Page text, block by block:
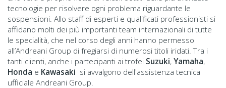
tecnologie per risolvere ogni problema riguardante le
sospensioni. Allo staff di esperti e qualificati professionisti si
affidano molti dei più importanti team internazionali di tutte
le specialità, che nel corso degli anni hanno permesso
all’Andreani Group di fregiarsi di numerosi titoli iridati. Tra i
tanti clienti, anche i partecipanti ai trofei Suzuki, Yamaha,
Honda e Kawasaki si avvalgono dell'assistenza tecnica
ufficiale Andreani Group.